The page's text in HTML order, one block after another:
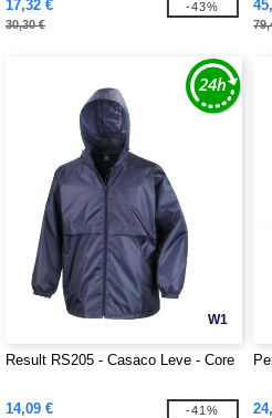
17,32 €
30,30 €
-43%
W1
Result RS205 - Casaco Leve - Core
14,09 € -41%